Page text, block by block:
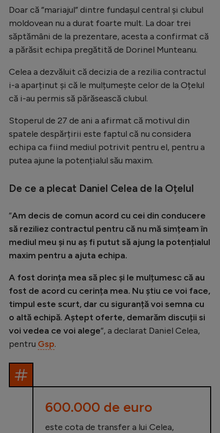
Ciclism
Alte sporturi
JO 2024
Intră în cont
Creează cont
Doar că ”mariajul” dintre fundașul central și clubul
moldovean nu a durat foarte mult. La doar trei
săptămâni de la prezentare, acesta a confirmat că
a părăsit echipa pregătită de Dorinel Munteanu.
Celea a dezvăluit că decizia de a rezilia contractul
i-a aparținut și că le mulțumește celor de la Oțelul
că i-au permis să părăsească clubul.
Stoperul de 27 de ani a afirmat că motivul din
spatele despărțirii este faptul că nu considera
echipa ca fiind mediul potrivit pentru el, pentru a
putea ajune la potențialul său maxim.
De ce a plecat Daniel Celea de la Oțelul
”Am decis de comun acord cu cei din conducere
să reziliez contractul pentru că nu mă simțeam în
mediul meu și nu aș fi putut să ajung la potențialul
maxim pentru a ajuta echipa.
A fost dorința mea să plec și le mulțumesc că au
fost de acord cu cerința mea. Nu știu ce voi face,
timpul este scurt, dar cu siguranță voi semna cu
o altă echipă. Aștept oferte, demarăm discuții si
voi vedea ce voi alege”, a declarat Daniel Celea,
pentru Gsp.
600.000 de euro
este cota de transfer a lui Celea,